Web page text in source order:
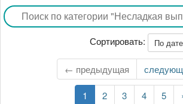
Сортировать: По дате
← предыдущая
страница
Текущая
1 Страница
2 Страница
3 Страница
4 5